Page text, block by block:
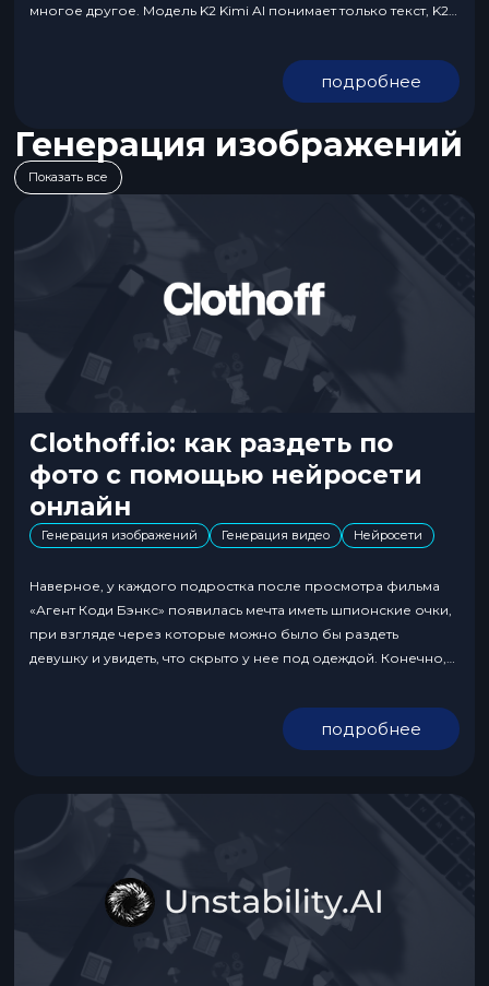
многое другое. Модель K2 Kimi AI понимает только текст, K2.1
доступна через аккаунт Google на сайте...
подробнее
Генерация изображений
Показать все
Clothoff.io: как раздеть по
фото с помощью нейросети
онлайн
Генерация изображений Генерация видео Нейросети
Наверное, у каждого подростка после просмотра фильма
«Агент Коди Бэнкс» появилась мечта иметь шпионские очки,
при взгляде через которые можно было бы раздеть
девушку и увидеть, что скрыто у нее под одеждой. Конечно,
предложим вам не менее интересную альтернативу? Знаете
подробнее